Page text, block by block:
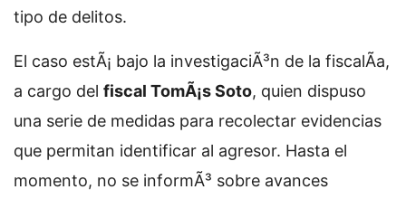
tipo de delitos.
El caso estÃ¡ bajo la investigaciÃ³n de la fiscalÃ­a,
a cargo del fiscal TomÃ¡s Soto, quien dispuso
una serie de medidas para recolectar evidencias
que permitan identificar al agresor. Hasta el
momento, no se informÃ³ sobre avances